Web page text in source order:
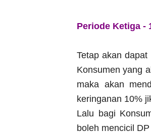
Periode Ketiga -
Tetap akan
Konsumen yang
maka akan
keringanan 10%
Lalu bagi
boleh mencicil